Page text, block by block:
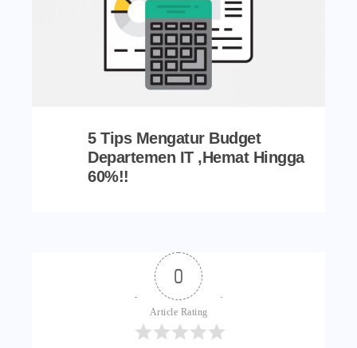
5 Tips Mengatur Budget
Departemen IT ,Hemat Hingga
60%!!
0
Article Rating